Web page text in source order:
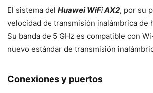
El sistema del Huawei WiFi AX2, por su
velocidad de transmisión inalámbrica de
Su banda de 5 GHz es compatible con
nuevo estándar de transmisión
Conexiones y puertos